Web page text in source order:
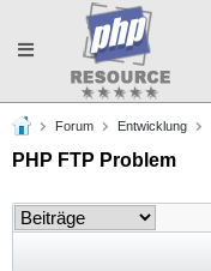
Toggle
navigation
Forum Entwicklung
PHP FTP Problem